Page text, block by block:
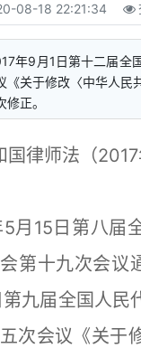
08-18 22:21:34
年9月1日第十二届全
《关于修改〈中华人民
正。
国律师法（
15日第八届
第十九次会
九届全国人民
次会议《关于